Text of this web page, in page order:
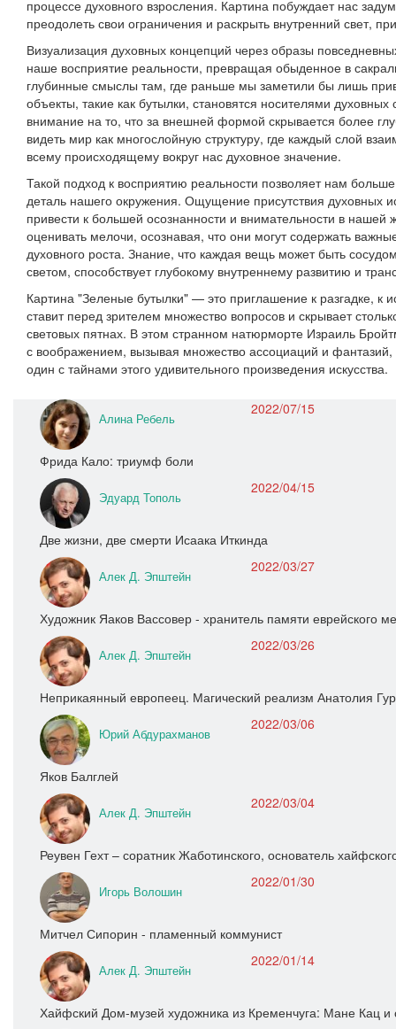
процессе духовного взросления. Картина побуждает нас
преодолеть свои ограничения и раскрыть внутренний свет,
Визуализация духовных концепций через образы
наше восприятие реальности, превращая обыденное в
глубинные смыслы там, где раньше мы заметили бы лишь
объекты, такие как бутылки, становятся носителями
внимание на то, что за внешней формой скрывается более
видеть мир как многослойную структуру, где каждый слой
всему происходящему вокруг нас духовное значение.
Такой подход к восприятию реальности позволяет нам
деталь нашего окружения. Ощущение присутствия духовных
привести к большей осознанности и внимательности в
оценивать мелочи, осознавая, что они могут содержать
духовного роста. Знание, что каждая вещь может быть
светом, способствует глубокому внутреннему развитию и
Картина "Зеленые бутылки" — это приглашение к разгадке, к
ставит перед зрителем множество вопросов и скрывает
световых пятнах. В этом странном натюрморте Израиль
с воображением, вызывая множество ассоциаций и фантазий,
один с тайнами этого удивительного произведения искусства.
Алина Ребель
2022/07/15
Фрида Кало: триумф боли
Эдуард Тополь
2022/04/15
Две жизни, две смерти Исаака Иткинда
Алек Д. Эпштейн
2022/03/27
Художник Яаков Вассовер - хранитель памяти еврейского
Алек Д. Эпштейн
2022/03/26
Неприкаянный европеец. Магический реализм Анатолия
Юрий Абдурахманов
2022/03/06
Яков Балглей
Алек Д. Эпштейн
2022/03/04
Реувен Гехт – соратник Жаботинского, основатель
Игорь Волошин
2022/01/30
Митчел Сипорин - пламенный коммунист
Алек Д. Эпштейн
2022/01/14
Хайфский Дом-музей художника из Кременчуга: Мане Кац и